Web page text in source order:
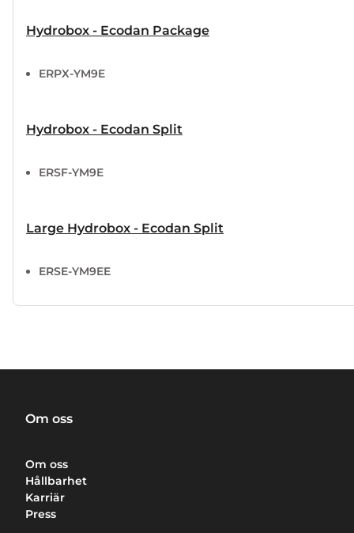
Hydrobox - Ecodan Package
ERPX-YM9E
Hydrobox - Ecodan Split
ERSF-YM9E
Large Hydrobox - Ecodan Split
ERSE-YM9EE
Om oss
Om oss
Hållbarhet
Karriär
Press